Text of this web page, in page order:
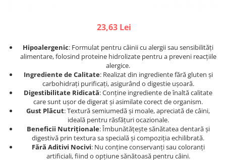
Hrană umedă
Hrană uscată
Recompense și snack-uri
Igienă orală
Șampoane și balsamuri
Hrană umedă
Hrană uscată
Așternut Tofu / Nisip
Igienă orală
Șampoane și balsamuri
23,63 Lei
Hipoalergenic: Formulat pentru câinii cu alergii sau sensibilități
alimentare, folosind proteine hidrolizate pentru a preveni reacțiile
alergice.
Ingrediente de Calitate: Realizat din ingrediente fără gluten și
carbohidrați purificați, asigurând o digestie ușoară.
Digestibilitate Ridicată: Conține ingrediente de înaltă calitate
care sunt ușor de digerat și asimilate corect de organism.
Gust Plăcut: Textură semiumedă și moale, apreciată de câini,
ideală pentru răsfățuri ocazionale.
Beneficii Nutriționale: Îmbunătățește sănătatea dentară și
digestivă prin textura sa specială și compoziția echilibrată.
Fără Aditivi Nocivi: Nu conține conservanți sau coloranți
artificiali, fiind o opțiune sănătoasă pentru câini.